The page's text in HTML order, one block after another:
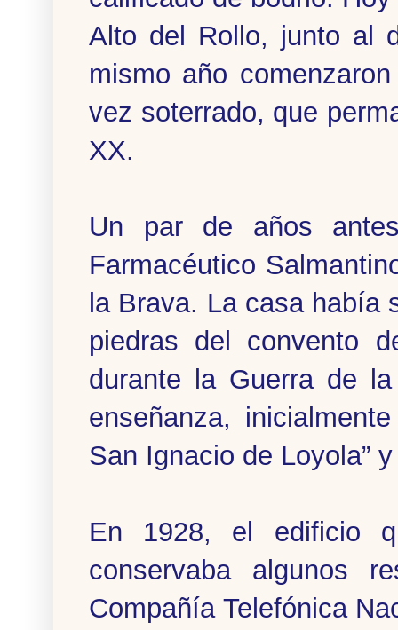
Alto del Rollo, junto al
mismo año
vez soterrado, que
XX.
Un par de años
Farmacéutico
la Brava. La casa había
piedras del convento
durante la Guerra de
enseñanza,
San Ignacio de Loyola”
En 1928, el edificio
conservaba algunos
Compañía Telefónica